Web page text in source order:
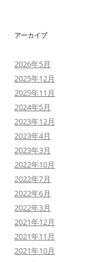
アーカイブ
2026年5月
2025年12月
2025年11月
2024年5月
2023年12月
2023年4月
2023年3月
2022年10月
2022年7月
2022年6月
2022年3月
2021年12月
2021年11月
2021年10月